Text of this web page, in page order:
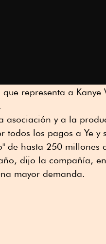
representa a
asociación y a la
todos los pagos a Ye y
de hasta 250 millones
dijo la compañía,
mayor demanda.